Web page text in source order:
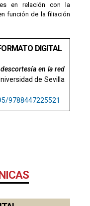
en relación con la
función de la filiación
DIGITAL
en la red
de Sevilla
9788447225521